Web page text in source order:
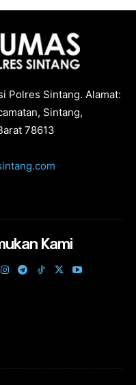
Polres Sintang. Alamat:
Sintang,
78613
Kami